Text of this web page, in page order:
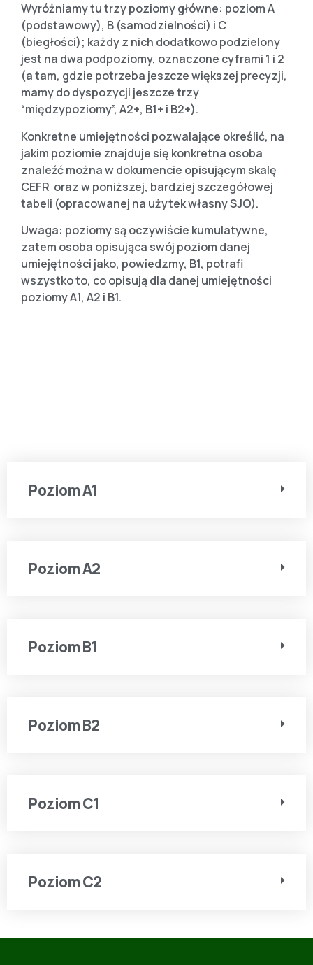
Wyróżniamy tu trzy poziomy główne: poziom A
(podstawowy), B (samodzielności) i C
(biegłości); każdy z nich dodatkowo podzielony
jest na dwa podpoziomy, oznaczone cyframi 1 i 2
(a tam, gdzie potrzeba jeszcze większej precyzji,
mamy do dyspozycji jeszcze trzy
“międzypoziomy”, A2+, B1+ i B2+).
Konkretne umiejętności pozwalające określić, na
jakim poziomie znajduje się konkretna osoba
znaleźć można w dokumencie opisującym skalę
CEFR oraz w poniższej, bardziej szczegółowej
tabeli (opracowanej na użytek własny SJO).
Uwaga: poziomy są oczywiście kumulatywne,
zatem osoba opisująca swój poziom danej
umiejętności jako, powiedzmy, B1, potrafi
wszystko to, co opisują dla danej umiejętności
poziomy A1, A2 i B1.
Poziom A1
Poziom A2
Poziom B1
Poziom B2
Poziom C1
Poziom C2